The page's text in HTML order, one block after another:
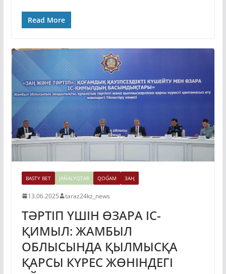
Read More
BASTY BET JAŃALYQTAR QOǴAM ЗАҢ
13.06.2025 taraz24kz_news
ТӘРТІП ҮШІН ӨЗАРА ІС-
ҚИМЫЛ: ЖАМБЫЛ
ОБЛЫСЫНДА ҚЫЛМЫСҚА
ҚАРСЫ КҮРЕС ЖӨНІНДЕГІ